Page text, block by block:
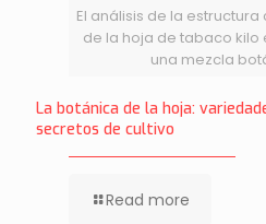
El análisis de la
de la hoja de tabaco
una mezcla
La botánica de la hoja:
secretos de cultivo
Read more